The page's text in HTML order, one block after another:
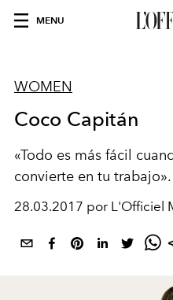
MENU
WOMEN
Coco Capitán
«Todo es más fácil
convierte en tu trabajo».
28.03.2017 por L'Officiel